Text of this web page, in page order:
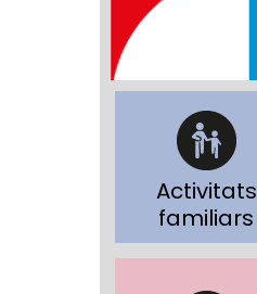
Activitats
familiars